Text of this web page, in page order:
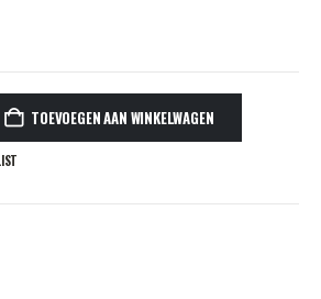
TOEVOEGEN AAN WINKELWAGEN